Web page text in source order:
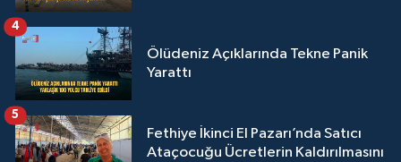
Ölüdeniz Açıklarında Tekne Panik
Yarattı
4
Fethiye İkinci El Pazarı’nda Satıcı
Ataçocuğu Ücretlerin Kaldırılmasını
5